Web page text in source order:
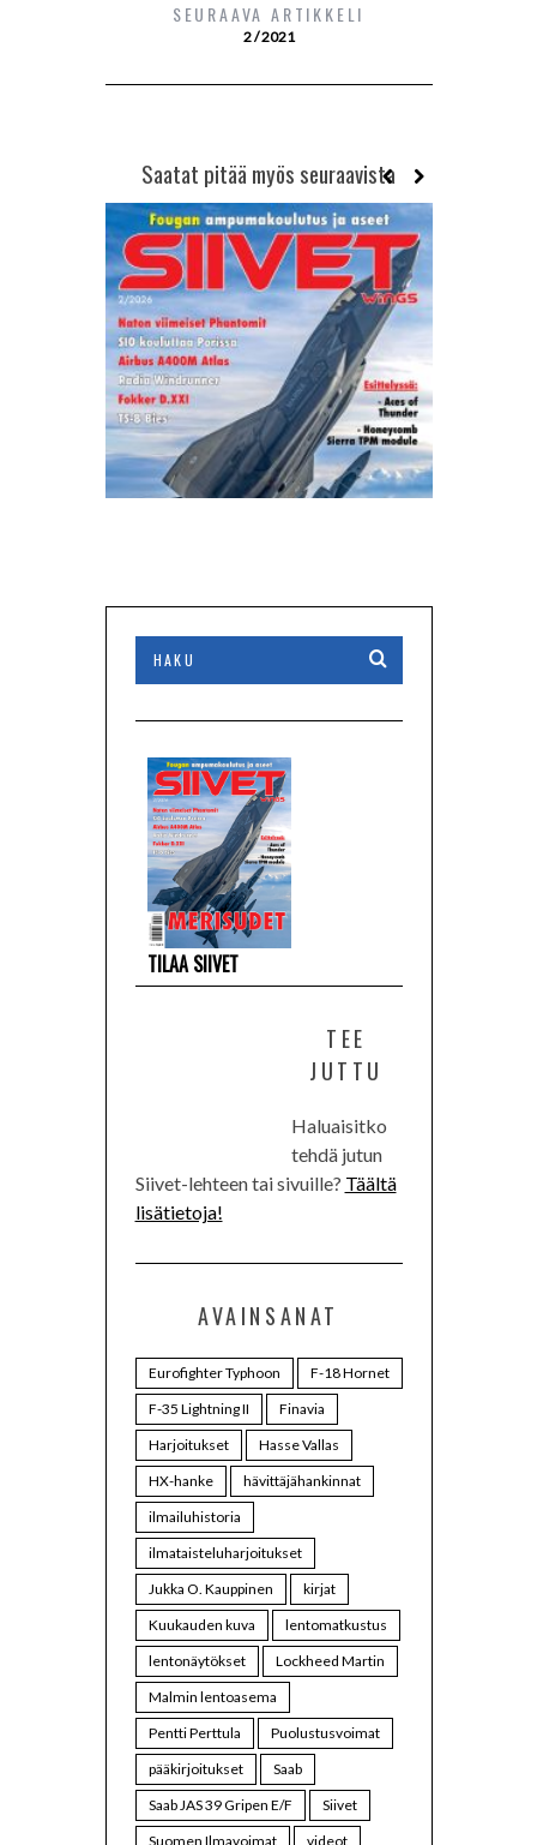
SEURAAVA ARTIKKELI
2 / 2021
Saatat pitää myös seuraavista
TILAA SIIVET
TEE
JUTTU
Haluaisitko
tehdä jutun
Siivet-lehteen tai sivuille? Täältä
lisätietoja!
AVAINSANAT
Eurofighter Typhoon
F-18 Hornet
F-35 Lightning II
Finavia
Harjoitukset
Hasse Vallas
HX-hanke
hävittäjähankinnat
ilmailuhistoria
ilmataisteluharjoitukset
Jukka O. Kauppinen
kirjat
Kuukauden kuva
lentomatkustus
lentonäytökset
Lockheed Martin
Malmin lentoasema
Pentti Perttula
Puolustusvoimat
pääkirjoitukset
Saab
Saab JAS 39 Gripen E/F
Siivet
Suomen Ilmavoimat
videot